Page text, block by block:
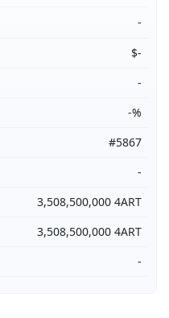
-
$-
-
-%
#5867
-
3,508,500,000 4ART
3,508,500,000 4ART
-